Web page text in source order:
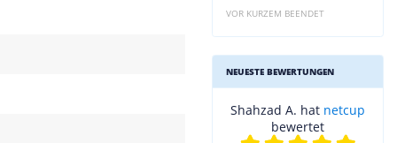
VOR KURZEM BEENDET
NEUESTE BEWERTUNGEN
Shahzad A. hat netcup
bewertet